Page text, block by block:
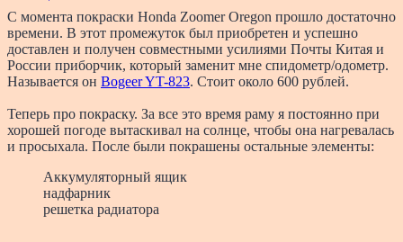
С момента покраски Honda Zoomer Oregon прошло достаточно
времени. В этот промежуток был приобретен и успешно
доставлен и получен совместными усилиями Почты Китая и
России приборчик, который заменит мне спидометр/одометр.
Называется он Bogeer YT-823. Стоит около 600 рублей.
Теперь про покраску. За все это время раму я постоянно при
хорошей погоде вытаскивал на солнце, чтобы она нагревалась
и просыхала. После были покрашены остальные элементы:
Аккумуляторный ящик
надфарник
решетка радиатора